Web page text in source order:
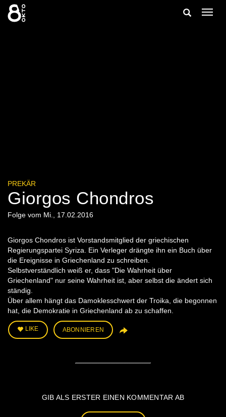
Zum
Inhalt
springen
Suche
PREKÄR
Giorgos Chondros
Folge vom Mi., 17.02.2016
Giorgos Chondros ist Vorstandsmitglied der griechischen
Regierungspartei Syriza. Ein Verleger drängte ihn ein Buch über
die Ereignisse in Griechenland zu schreiben.
Selbstverständlich weiß er, dass "Die Wahrheit über
Griechenland" nur seine Wahrheit ist, aber selbst die ändert sich
ständig.
Über allem hängt das Damoklesschwert der Troika, die begonnen
hat, die Demokratie in Griechenland ab zu schaffen.
LIKE ABONNIEREN
GIB ALS ERSTER EINEN KOMMENTAR AB